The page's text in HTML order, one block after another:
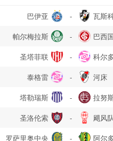
巴伊亚 - 瓦斯
帕尔梅拉斯 - 巴西
圣塔菲联 - 科尔
泰格雷 - 河床
塔勒瑞斯 - 拉努
圣洛伦索 - 飓风
罗萨里奥中央 - 阿尔